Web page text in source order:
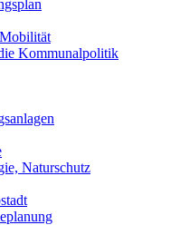
Kommunalpolitik
Naturschutz